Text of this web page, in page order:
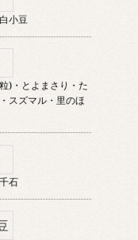
小豆
)・とよまさり・た
スズマル・里のほ
石